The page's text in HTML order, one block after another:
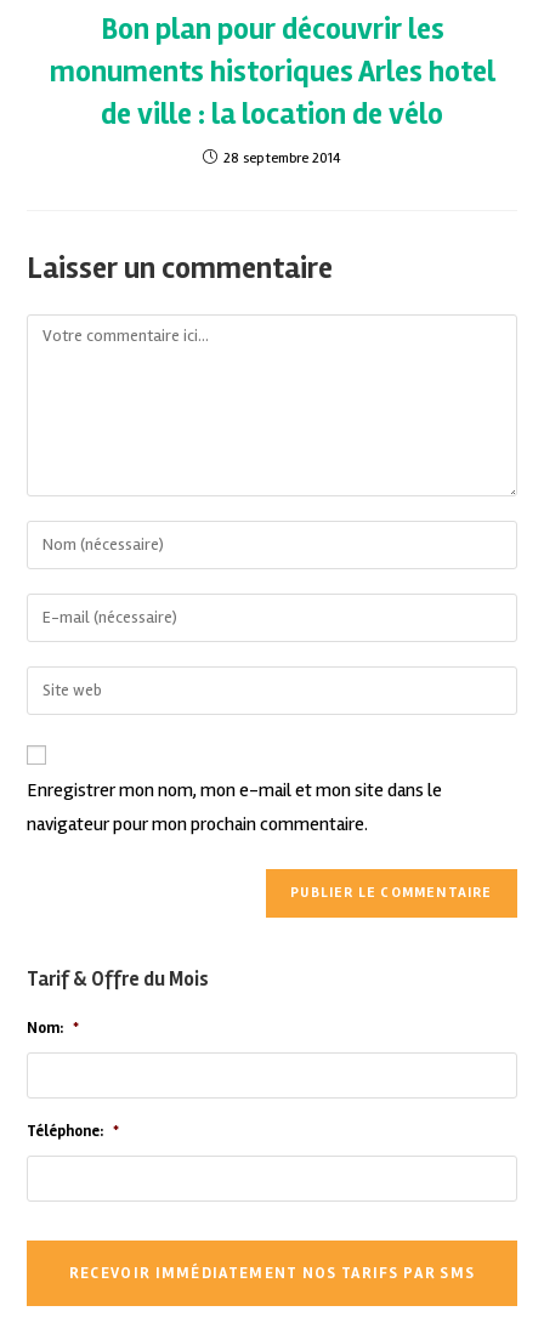
Bon plan pour découvrir les
monuments historiques Arles hotel
de ville : la location de vélo
28 septembre 2014
Laisser un commentaire
Enregistrer mon nom, mon e-mail et mon site dans le
navigateur pour mon prochain commentaire.
Tarif & Offre du Mois
Nom: *
Téléphone: *